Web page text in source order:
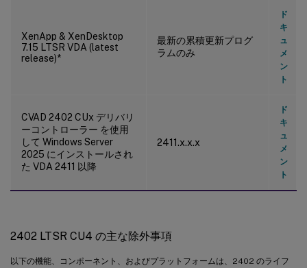
XenApp & XenDesktop
7.15 LTSR VDA (latest
release)*
最新の累積更新プログ
ラムのみ
ド
キ
ュ
メ
ン
ト
CVAD 2402 CUx デリバリ
ーコントローラー を使用
して Windows Server
2025 にインストールされ
た VDA 2411 以降
2411.x.x.x
ド
キ
ュ
メ
ン
ト
2402 LTSR CU4 の主な除外事項
以下の機能、コンポーネント、およびプラットフォームは、2402 のライフ